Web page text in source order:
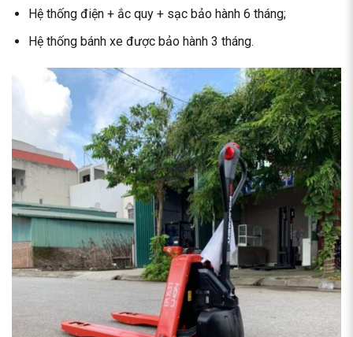
Hệ thống điện + ắc quy + sạc bảo hành 6 tháng;
Hệ thống bánh xe được bảo hành 3 tháng.